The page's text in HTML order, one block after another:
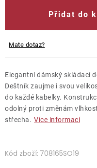
Přidat do
Mate dotaz?
Elegantní dámský skládací
Deštník zaujme i svou
do každé kabelky.
odolný proti změnám
střecha. Více informací
Kód zboží: 708165SO19